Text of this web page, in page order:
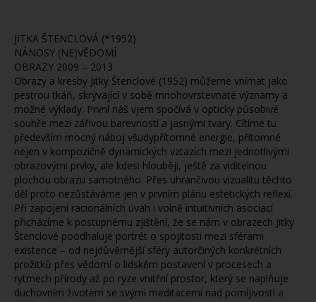
JITKA ŠTENCLOVÁ (*1952)
NÁNOSY (NE)VĚDOMÍ
OBRAZY 2009 – 2013
Obrazy a kresby Jitky Štenclové (1952) můžeme vnímat jako
pestrou tkáň, skrývající v sobě mnohovrstevnaté významy a
možné výklady. První náš vjem spočívá v opticky působivé
souhře mezi zářivou barevností a jasnými tvary. Cítíme tu
především mocný náboj všudypřítomné energie, přítomné
nejen v kompozičně dynamických vztazích mezi jednotlivými
obrazovými prvky, ale kdesi hlouběji, ještě za viditelnou
plochou obrazu samotného. Přes uhrančivou vizualitu těchto
děl proto nezůstáváme jen v prvním plánu estetických reflexí.
Při zapojení racionálních úvah i volně intuitivních asociací
přicházíme k postupnému zjištění, že se nám v obrazech Jitky
Štenclové poodhaluje portrét o spojitosti mezi sférami
existence – od nejdůvěrnější sféry autorčiných konkrétních
prožitků přes vědomí o lidském postavení v procesech a
rytmech přírody až po ryze vnitřní prostor, který se naplňuje
duchovním životem se svými meditacemi nad pomíjivostí a